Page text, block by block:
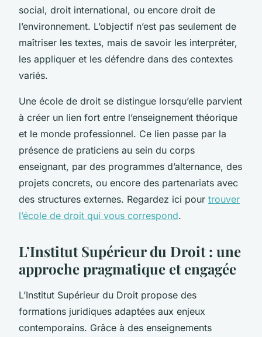
social, droit international, ou encore droit de
l’environnement. L’objectif n’est pas seulement de
maîtriser les textes, mais de savoir les interpréter,
les appliquer et les défendre dans des contextes
variés.
Une école de droit se distingue lorsqu’elle parvient
à créer un lien fort entre l’enseignement théorique
et le monde professionnel. Ce lien passe par la
présence de praticiens au sein du corps
enseignant, par des programmes d’alternance, des
projets concrets, ou encore des partenariats avec
des structures externes. Regardez ici pour trouver
l’école de droit qui vous correspond.
L’Institut Supérieur du Droit : une
approche pragmatique et engagée
L’Institut Supérieur du Droit propose des
formations juridiques adaptées aux enjeux
contemporains. Grâce à des enseignements